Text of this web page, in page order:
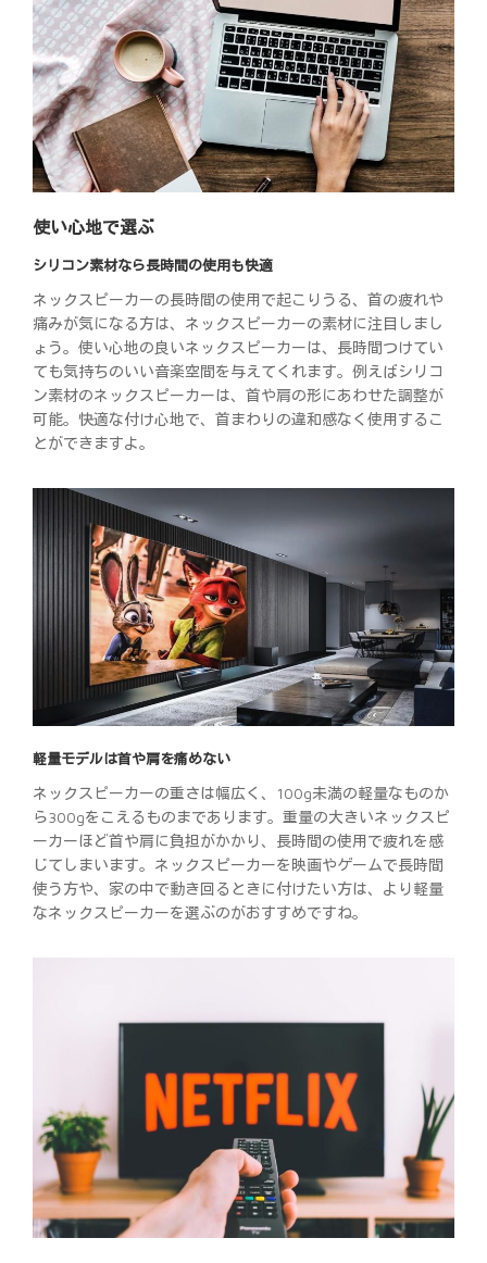
使い心地で選ぶ
シリコン素材なら長時間の使用も快適
ネックスピーカーの長時間の使用で起こりうる、首の疲れや
痛みが気になる方は、ネックスピーカーの素材に注目しまし
ょう。使い心地の良いネックスピーカーは、長時間つけてい
ても気持ちのいい音楽空間を与えてくれます。例えばシリコ
ン素材のネックスピーカーは、首や肩の形にあわせた調整が
可能。快適な付け心地で、首まわりの違和感なく使用するこ
とができますよ。
軽量モデルは首や肩を痛めない
ネックスピーカーの重さは幅広く、100g未満の軽量なものか
ら300gをこえるものまであります。重量の大きいネックスピ
ーカーほど首や肩に負担がかかり、長時間の使用で疲れを感
じてしまいます。ネックスピーカーを映画やゲームで長時間
使う方や、家の中で動き回るときに付けたい方は、より軽量
なネックスピーカーを選ぶのがおすすめですね。